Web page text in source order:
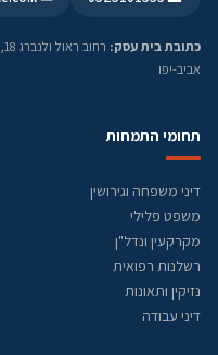
כתובת בית עסק:
אביב-יפו
תחומי התמחות
דיני משפחה וגירושין
משפט פלילי
מקרקעין ונדל"ן
רשלנות רפואית
נזיקין ותאונות
דיני עבודה